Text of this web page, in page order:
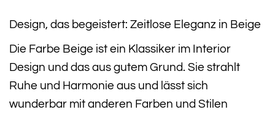
Design, das begeistert: Zeitlose Eleganz in Beige
Die Farbe Beige ist ein Klassiker im Interior
Design und das aus gutem Grund. Sie strahlt
Ruhe und Harmonie aus und lässt sich
wunderbar mit anderen Farben und Stilen